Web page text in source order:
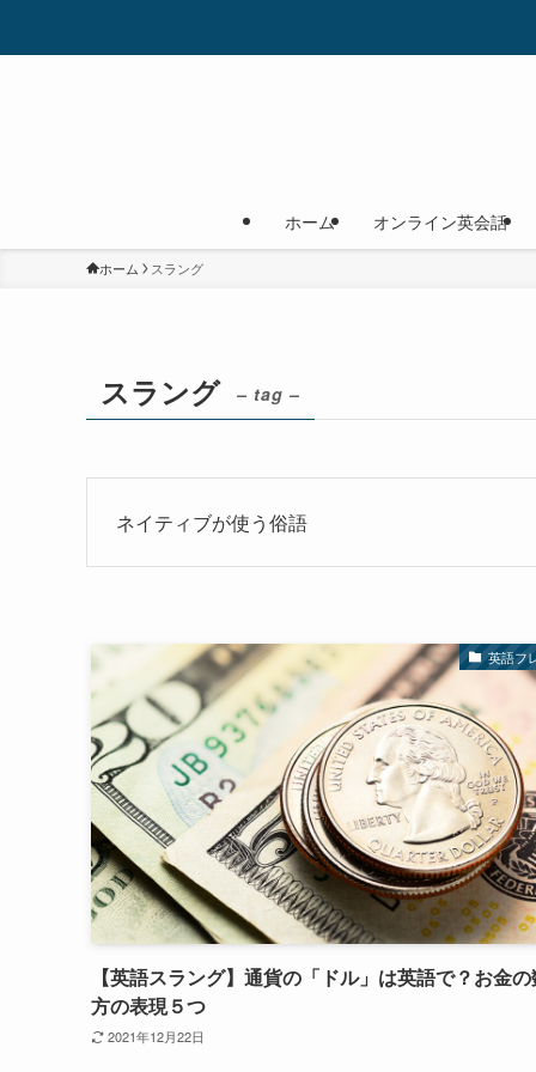
ホーム オンライン英会話
ホーム スラング
スラング – tag –
ネイティブが使う俗語
英語フ
【英語スラング】通貨の「ドル」は英語で？お金
方の表現５つ
2021年12月22日